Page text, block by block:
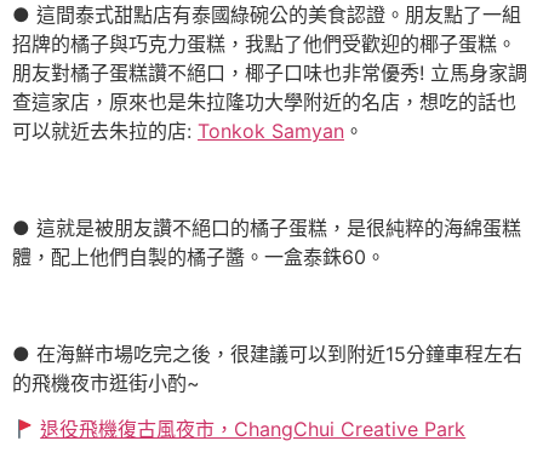
● 這間泰式甜點店有泰國綠碗公的美食認證。朋友點了一組
招牌的橘子與巧克力蛋糕，我點了他們受歡迎的椰子蛋糕。
朋友對橘子蛋糕讚不絕口，椰子口味也非常優秀! 立馬身家調
查這家店，原來也是朱拉隆功大學附近的名店，想吃的話也
可以就近去朱拉的店: Tonkok Samyan 。
● 這就是被朋友讚不絕口的橘子蛋糕，是很純粹的海綿蛋糕
體，配上他們自製的橘子醬。一盒泰銖60。
● 在海鮮市場吃完之後，很建議可以到附近15分鐘車程左右
的飛機夜市逛街小酌~
退役飛機復古風夜市，ChangChui Creative Park